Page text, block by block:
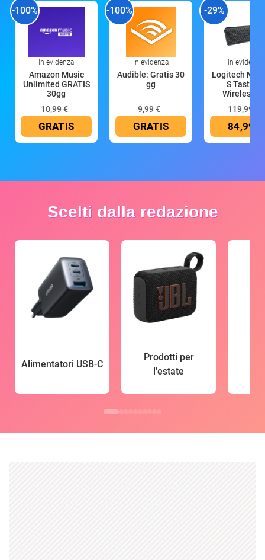
-100%
In evidenza
Amazon Music
Unlimited GRATIS
30gg
10,99 €
GRATIS
-100%
In evidenza
Audible: Gratis 30
gg
9,99 €
GRATIS
-29%
In evidenza
Logitech MX
S Tastiera
Wireless
119,99 €
84,99 €
Scelti dalla redazione
Alimentatori USB-C
Prodotti per
l'estate